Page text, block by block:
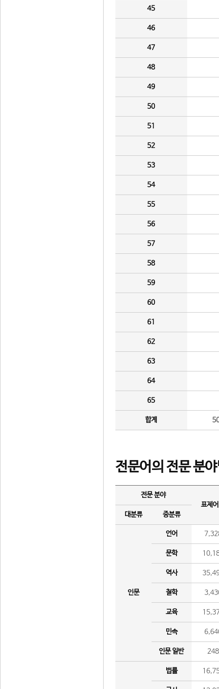
45
46
47
48
49
50
51
52
53
54
55
56
57
58
59
60
61
62
63
64
65
합계
전문어의 전문 분
전문 분야
표제
대분류
중분류
인문
언어
문학
역사
철학
교육
민속
인문 일반 248
법률